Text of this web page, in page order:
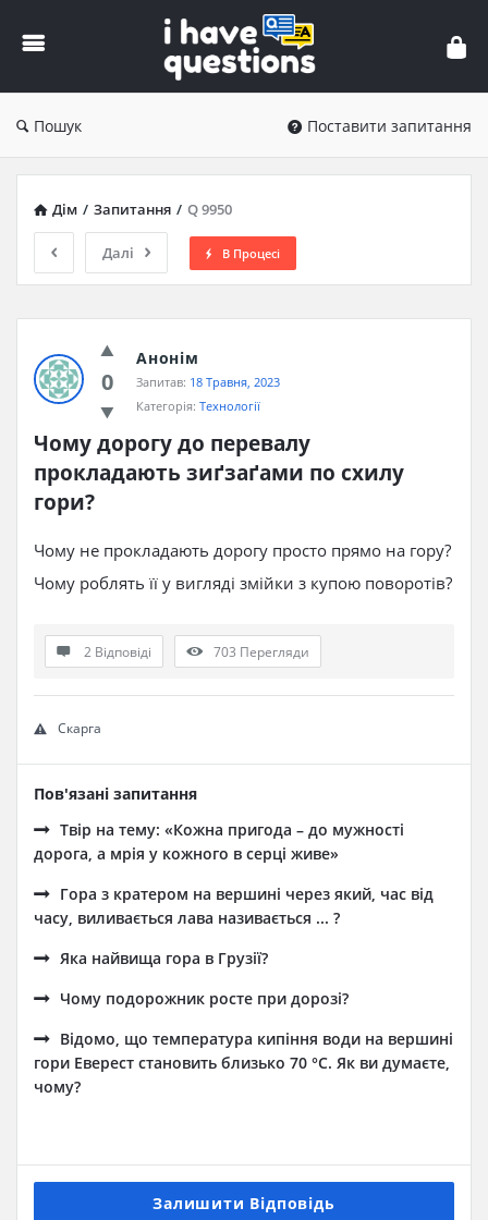
iHaveQuestions
Пошук Поставити запитання
Дім / Запитання / Q 9950
Далі В Процесі
0
Анонім
Запитав: 18 Травня, 2023
Категорія: Технології
Чому дорогу до перевалу
прокладають зиґзаґами по схилу
гори?
Чому не прокладають дорогу просто прямо на гору?
Чому роблять її у вигляді змійки з купою поворотів?
2 Відповіді 703 Перегляди
Скарга
Пов'язані запитання
Твір на тему: «Кожна пригода – до мужності
дорога, а мрія у кожного в серці живе»
Гора з кратером на вершині через який, час від
часу, виливається лава називається ... ?
Яка найвища гора в Грузії?
Чому подорожник росте при дорозі?
Відомо, що температура кипіння води на вершині
гори Еверест становить близько 70 °С. Як ви думаєте,
чому?
Залишити Відповідь